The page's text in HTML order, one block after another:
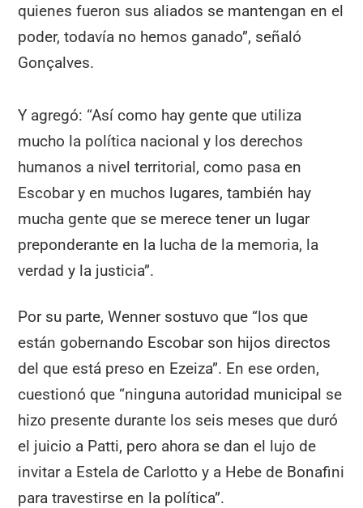
quienes fueron sus aliados se mantengan en el
poder, todavía no hemos ganado”, señaló
Gonçalves.
Y agregó: “Así como hay gente que utiliza
mucho la política nacional y los derechos
humanos a nivel territorial, como pasa en
Escobar y en muchos lugares, también hay
mucha gente que se merece tener un lugar
preponderante en la lucha de la memoria, la
verdad y la justicia”.
Por su parte, Wenner sostuvo que “los que
están gobernando Escobar son hijos directos
del que está preso en Ezeiza”. En ese orden,
cuestionó que “ninguna autoridad municipal se
hizo presente durante los seis meses que duró
el juicio a Patti, pero ahora se dan el lujo de
invitar a Estela de Carlotto y a Hebe de Bonafini
para travestirse en la política”.